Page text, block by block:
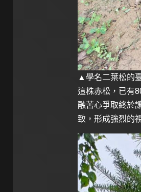
▲學名二葉松的
這株赤松，已有
融苦心爭取終於
致，形成強烈的